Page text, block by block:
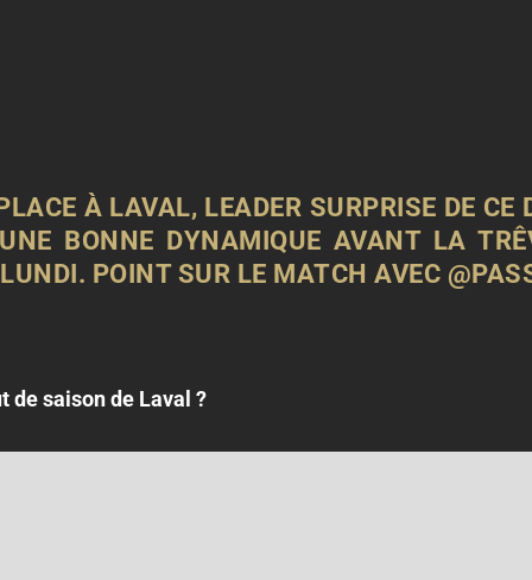
À LAVAL, LEADER SURPRISE DE CE
BONNE DYNAMIQUE AVANT LA
POINT SUR LE MATCH AVEC
de saison de Laval ?